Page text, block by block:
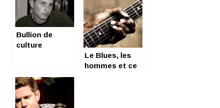
Bullion de
culture
Le Blues, les
hommes et ce